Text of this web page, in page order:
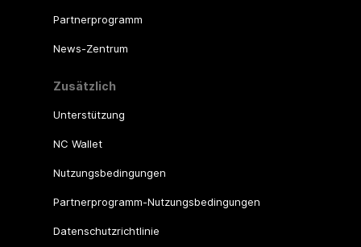
Partnerprogramm
News-Zentrum
Zusätzlich
Unterstützung
NC Wallet
Nutzungsbedingungen
Partnerprogramm-Nutzungsbedingungen
Datenschutzrichtlinie